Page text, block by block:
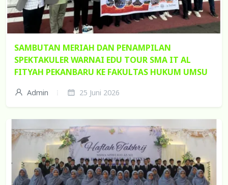
SAMBUTAN MERIAH DAN PENAMPILAN
SPEKTAKULER WARNAI EDU TOUR SMA IT AL
FITYAH PEKANBARU KE FAKULTAS HUKUM UMSU
Admin 25 Juni 2026